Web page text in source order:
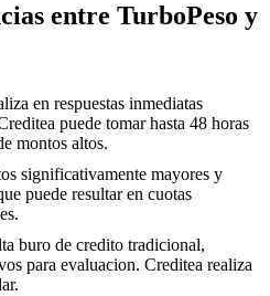
entre TurboPeso y
en respuestas inmediatas
puede tomar hasta 48 horas
montos altos.
significativamente mayores y
puede resultar en cuotas
buro de credito tradicional,
para evaluacion. Creditea realiza